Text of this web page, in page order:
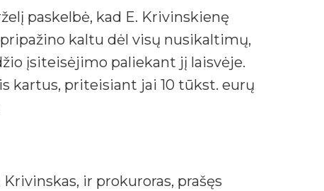
paskelbė, kad E. Krivinskienę
kaltu dėl visų nusikaltimų,
įsiteisėjimo paliekant jį laisvėje.
kartus, priteisiant jai 10 tūkst. eurų
ir prokuroras, prašęs